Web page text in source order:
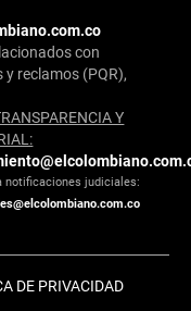
con
y reclamos (PQR),
Y
notificaciones judiciales:
DE PRIVACIDAD